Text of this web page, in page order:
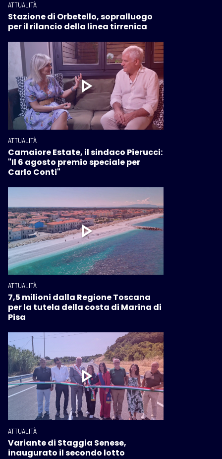
ATTUALITÀ
Stazione di Orbetello, sopralluogo
per il rilancio della linea tirrenica
ATTUALITÀ
Camaiore Estate, il sindaco Pierucci:
"Il 6 agosto premio speciale per
Carlo Conti"
ATTUALITÀ
7,5 milioni dalla Regione Toscana
per la tutela della costa di Marina di
Pisa
ATTUALITÀ
Variante di Staggia Senese,
inaugurato il secondo lotto